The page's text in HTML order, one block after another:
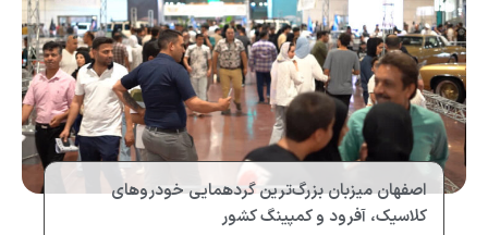
اصفهان میزبان بزرگ‌ترین گردهمایی خودروهای
کلاسیک، آفرود و کمپینگ کشور